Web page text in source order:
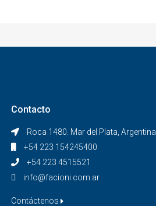
Contacto
Roca 1480. Mar del Plata, Argentina
+54 223 154245400
+54 223 4515521
info@facioni.com.ar
Contáctenos